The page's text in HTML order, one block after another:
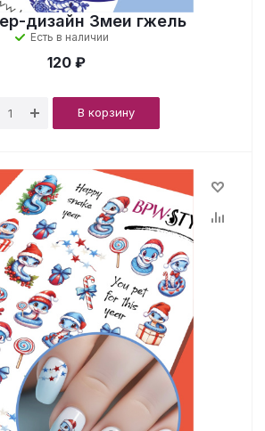
дизайн Змеи гжель
Есть в наличии
120 ₽
В корзину